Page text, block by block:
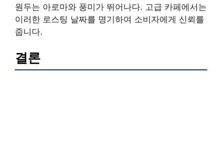
원두는 아로마와 풍미가 뛰어나다. 고급 카페에서는
이러한 로스팅 날짜를 명기하여 소비자에게 신뢰를
줍니다.
결론